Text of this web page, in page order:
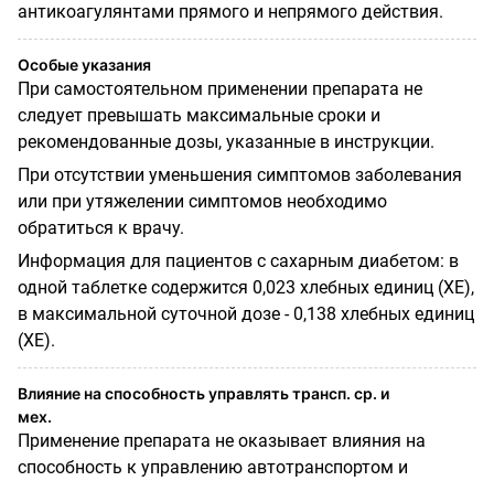
антикоагулянтами прямого и непрямого действия.
Особые указания
При самостоятельном применении препарата не
следует превышать максимальные сроки и
рекомендованные дозы, указанные в инструкции.
При отсутствии уменьшения симптомов заболевания
или при утяжелении симптомов необ­ходимо
обратиться к врачу.
Информация для пациентов с сахарным диабетом: в
одной таблетке содержится 0,023 хлеб­ных единиц (ХЕ),
в максимальной суточной дозе - 0,138 хлебных единиц
(ХЕ).
Влияние на способность управлять трансп. ср. и
мех.
Применение препарата не оказывает влияния на
способность к управлению автотранспортом и